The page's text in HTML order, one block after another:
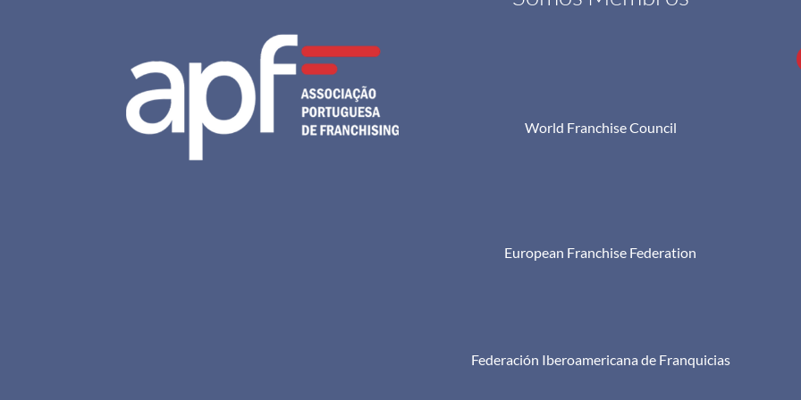
World Franchise Council
European Franchise Federation
Federación Iberoamericana de Franquicias